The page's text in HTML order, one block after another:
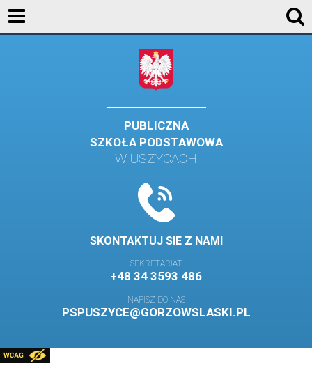
PUBLICZNA
SZKOŁA PODSTAWOWA
W USZYCACH
SKONTAKTUJ SIE Z NAMI
SEKRETARIAT
+48 34 3593 486
NAPISZ DO NAS
PSPUSZYCE@GORZOWSLASKI.PL
STANDARDY OCHRONY MAŁOLETNICH